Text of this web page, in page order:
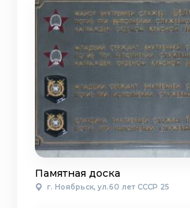
Памятная доска
г. Ноябрьск, ул.60 лет СССР 25